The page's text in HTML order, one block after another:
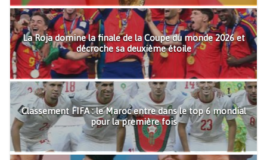
La Roja domine la finale de la Coupe du monde 2026 et
décroche sa deuxième étoile
Classement FIFA : le Maroc entre dans le top 6 mondial
pour la première fois